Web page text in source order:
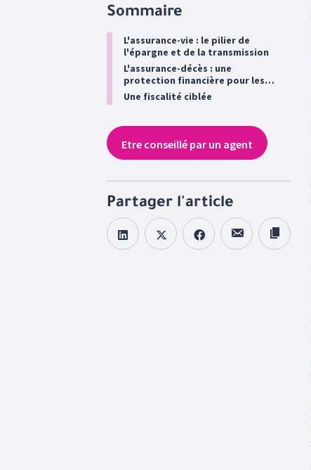
Sommaire
L'assurance-vie : le pilier de
l'épargne et de la transmission
L'assurance-décès : une
protection financière pour les
proches
Une fiscalité ciblée
Etre conseillé par un agent
Partager l'article